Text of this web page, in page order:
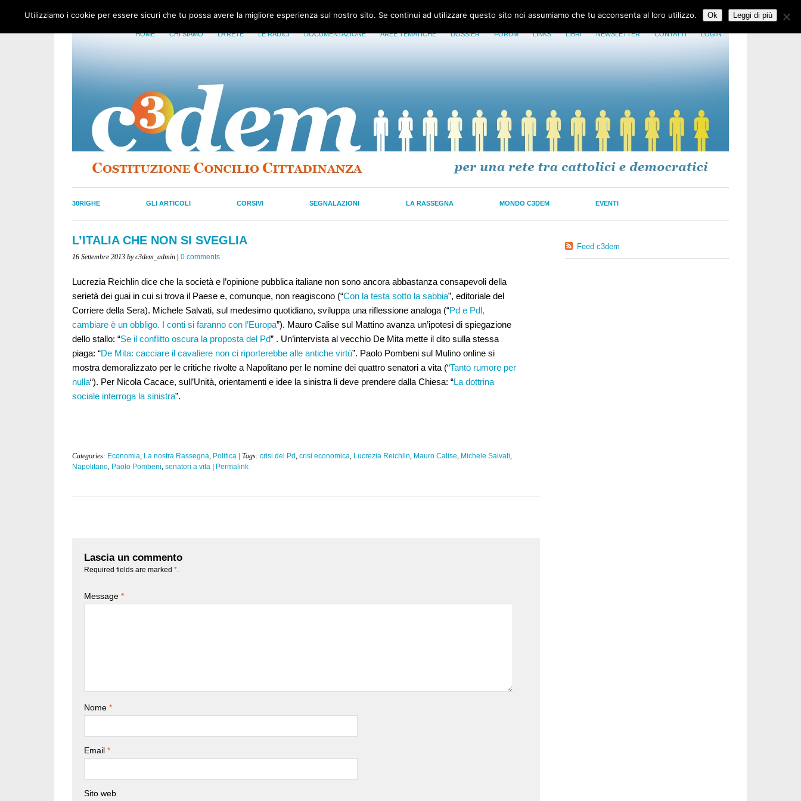
HOME CHI SIAMO LA RETE LE RADICI DOCUMENTAZIONE AREE TEMATICHE DOSSIER FORUM LINKS LIBRI NEWSLETTER CONTATTI LOGIN
30RIGHE GLI ARTICOLI CORSIVI SEGNALAZIONI LA RASSEGNA MONDO C3DEM EVENTI
L’ITALIA CHE NON SI SVEGLIA
16 Settembre 2013 by c3dem_admin 0 comments
Lucrezia Reichlin dice che la società e l’opinione pubblica italiane non sono ancora abbastanza consapevoli della
serietà dei guai in cui si trova il Paese e, comunque, non reagiscono (“Con la testa sotto la sabbia”, editoriale del
Corriere della Sera). Michele Salvati, sul medesimo quotidiano, sviluppa una riflessione analoga (“Pd e Pdl,
cambiare è un obbligo. I conti si faranno con l’Europa”). Mauro Calise sul Mattino avanza un’ipotesi di spiegazione
dello stallo: “Se il conflitto oscura la proposta del Pd” . Un’intervista al vecchio De Mita mette il dito sulla stessa
piaga: “De Mita: cacciare il cavaliere non ci riporterebbe alle antiche virtù”. Paolo Pombeni sul Mulino online si
mostra demoralizzato per le critiche rivolte a Napolitano per le nomine dei quattro senatori a vita (“Tanto rumore per
nulla“). Per Nicola Cacace, sull’Unità, orientamenti e idee la sinistra li deve prendere dalla Chiesa: “La dottrina
sociale interroga la sinistra”.
Categories: Economia, La nostra Rassegna, Politica | Tags: crisi del Pd, crisi economica, Lucrezia Reichlin, Mauro Calise, Michele Salvati,
Napolitano, Paolo Pombeni, senatori a vita Permalink
Lascia un commento
Required fields are marked *
Message *
Nome *
Email *
Sito web
Feed c3dem
Utilizziamo i cookie per essere sicuri che tu possa avere la migliore esperienza sul nostro sito. Se continui ad utilizzare questo sito noi assumiamo che tu acconsenta al loro utilizzo. Ok Leggi di più